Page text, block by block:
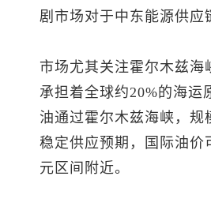
剧市场对于中东能源供应
市场尤其关注霍尔木兹
承担着全球约20%的海
油通过霍尔木兹海峡，
稳定供应预期，国际油价
元区间附近。